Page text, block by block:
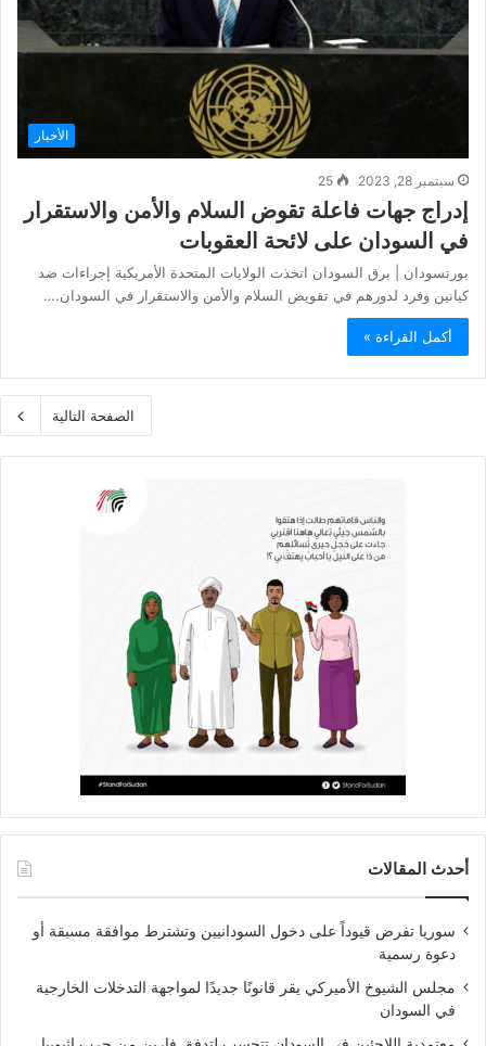
الأخبار
سبتمبر 28, 2023 25
إدراج جهات فاعلة تقوض السلام والأمن والاستقرار
في السودان على لائحة العقوبات
بورتسودان | برق السودان اتخذت الولايات المتحدة الأمريكية إجراءات ضد
كيانين وفرد لدورهم في تقويض السلام والأمن والاستقرار في السودان.…
أكمل القراءة »
الصفحة التالية
أحدث المقالات
سوريا تفرض قيوداً على دخول السودانيين وتشترط موافقة مسبقة أو
دعوة رسمية
مجلس الشيوخ الأميركي يقر قانونًا جديدًا لمواجهة التدخلات الخارجية
في السودان